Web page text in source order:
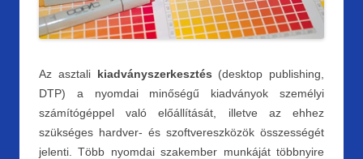
Az asztali kiadványszerkesztés (desktop publishing,
DTP) a nyomdai minőségű kiadványok személyi
számítógéppel való előállítását, illetve az ehhez
szükséges hardver- és szoftvereszközök összességét
jelenti. Több nyomdai szakember munkáját többnyire